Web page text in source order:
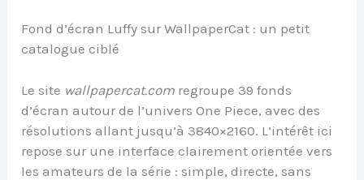
Fond d’écran Luffy sur WallpaperCat : un petit
catalogue ciblé
Le site wallpapercat.com regroupe 39 fonds
d’écran autour de l’univers One Piece, avec des
résolutions allant jusqu’à 3840×2160. L’intérêt ici
repose sur une interface clairement orientée vers
les amateurs de la série : simple, directe, sans